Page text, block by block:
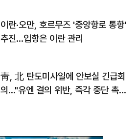
이란·오만, 호르무즈 '중앙항로 통항'
추진…입항은 이란 관리
靑, 北 탄도미사일에 안보실 긴급회
의…"유엔 결의 위반, 즉각 중단 촉